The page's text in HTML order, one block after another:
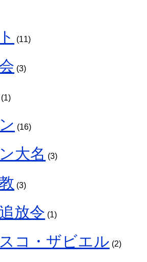
(11)
(3)
(1)
(16)
大名 (3)
(3)
放令 (1)
コ・ザビエル (2)